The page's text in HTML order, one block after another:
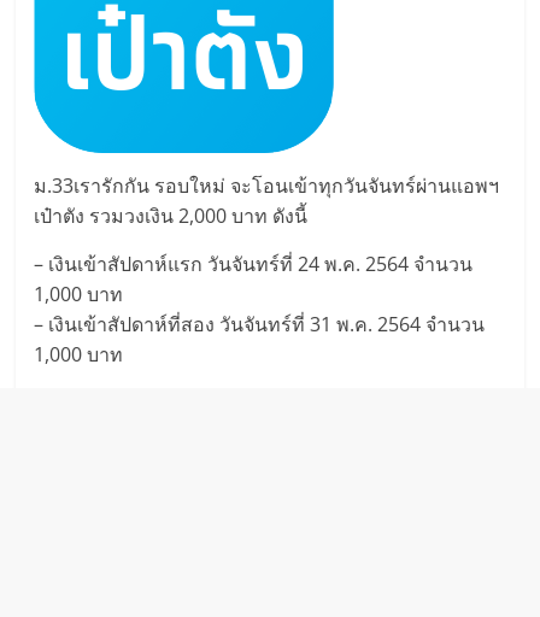
ม.33เรารักกัน รอบใหม่ จะโอนเข้าทุกวันจันทร์ผ่านแอพฯ
เป๋าตัง รวมวงเงิน 2,000 บาท ดังนี้
– เงินเข้าสัปดาห์แรก วันจันทร์ที่ 24 พ.ค. 2564 จำนวน
1,000 บาท
– เงินเข้าสัปดาห์ที่สอง วันจันทร์ที่ 31 พ.ค. 2564 จำนวน
1,000 บาท